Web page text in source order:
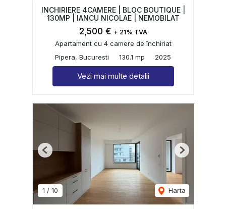
INCHIRIERE 4CAMERE | BLOC BOUTIQUE |
130MP | IANCU NICOLAE | NEMOBILAT
2,500 € + 21% TVA
Apartament cu 4 camere de închiriat
Pipera, Bucuresti
130.1 mp 2025
Vezi mai multe detalii
1 / 10 Harta
Previous Next